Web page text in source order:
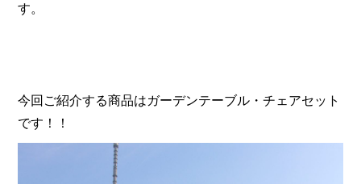
す。
今回ご紹介する商品はガーデンテーブル・チェアセット
です！！